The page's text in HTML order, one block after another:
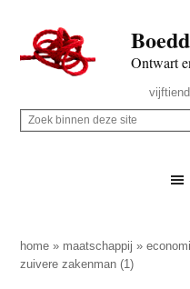
naar
de
inhoud
secondary
naar
de
sidebar
naar
de
Ontwart
Rechts
Z
p
d
Z
i
n
home » maatschappij »
zuivere zakenman (1)